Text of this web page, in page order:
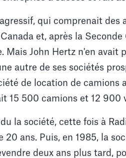
qui comprenait des
et, après la
Mais John Hertz n'en avait
autre de ses sociétés
de location de camions
15 500 camions et 12 900
la société, cette fois à
20 ans. Puis, en 1985, la
deux ans plus tard,